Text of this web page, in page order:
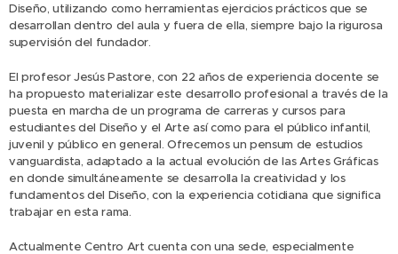
Diseño, utilizando como herramientas ejercicios prácticos que se
desarrollan dentro del aula y fuera de ella, siempre bajo la rigurosa
supervisión del fundador.
El profesor Jesús Pastore, con 22 años de experiencia docente se
ha propuesto materializar este desarrollo profesional a través de la
puesta en marcha de un programa de carreras y cursos para
estudiantes del Diseño y el Arte así como para el público infantil,
juvenil y público en general. Ofrecemos un pensum de estudios
vanguardista, adaptado a la actual evolución de las Artes Gráficas
en donde simultáneamente se desarrolla la creatividad y los
fundamentos del Diseño, con la experiencia cotidiana que significa
trabajar en esta rama.
Actualmente Centro Art cuenta con una sede, especialmente